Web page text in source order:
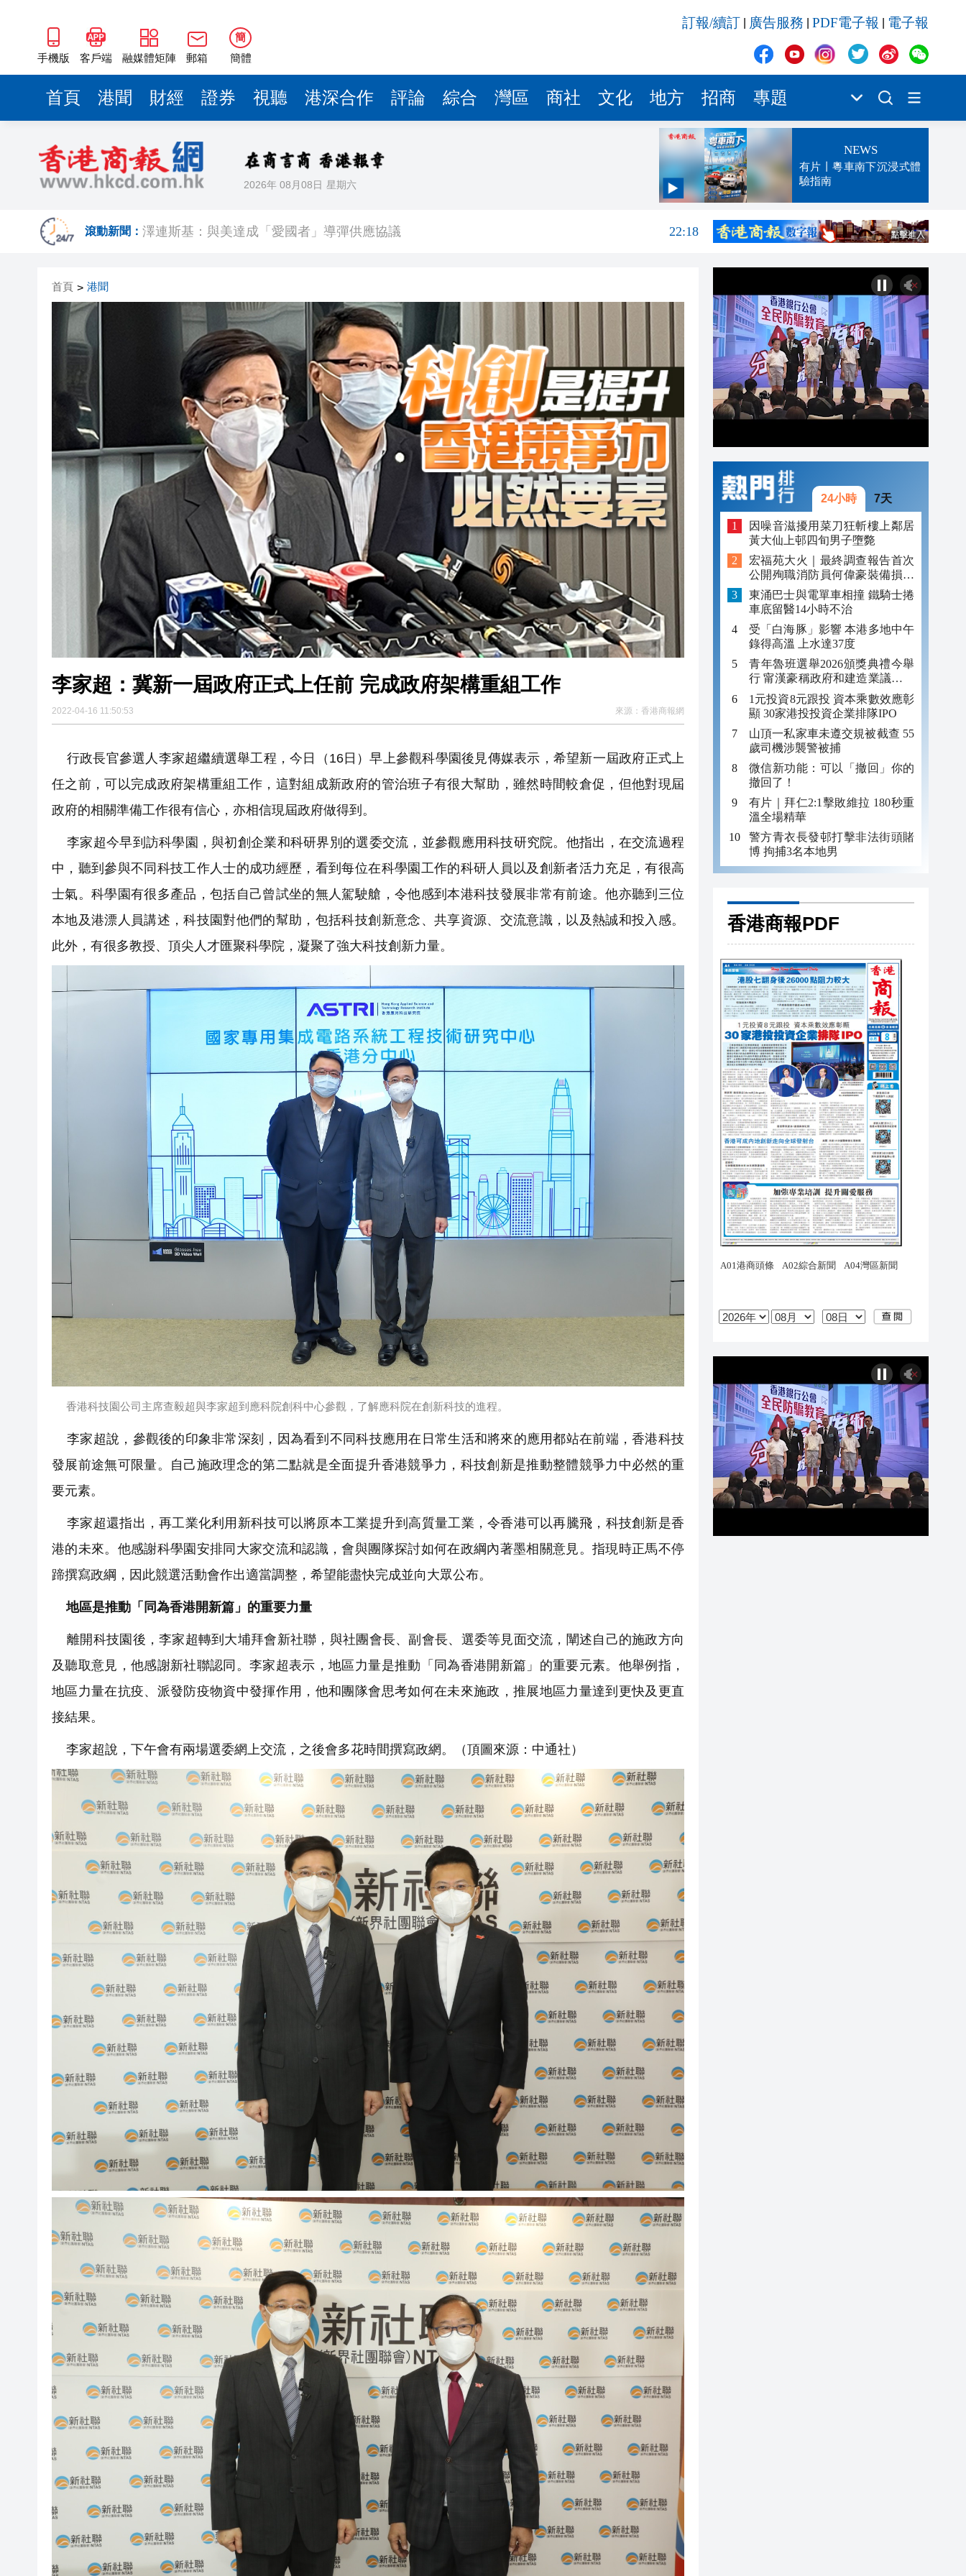
手機版 客戶端 融媒體矩陣 郵箱
簡
簡體
訂報/續訂 廣告服務 PDF電子報 電子報
首頁 港聞 財經 證券 視聽 港深合作 評論 綜合 灣區 商社 文化 地方 招商 專題
2026年 08月08日 星期六
NEWS
有片丨粵車南下沉浸式體
驗指南
滾動新聞：
22:28
澤連斯基：與美達成「愛國者」導彈供應協議
22:18
有片丨【《功夫女足》香港將上映】周星馳：因時間調整 未能製作粵語版 對此深表遺憾
黃大仙企圖謀殺及自殺案 房屋署：死者曾投訴樓上狗隻噪音 6月已批准調遷
21:04
屏山天水圍泳池現嘔吐物 暫時關閉消毒明早重開
有片丨《功夫女足》將登香港銀幕 周星馳率團隊造勢 劉嘉玲迪麗熱巴等驚喜現身
首頁 > 港聞
李家超：冀新一屆政府正式上任前 完成政府架構重組工作
2022-04-16 11:50:53 來源： 香港商報網
行政長官參選人李家超繼續選舉工程，今日（16日）早上參觀科學園後見傳媒表示，希望新一屆政府正式上
任之前，可以完成政府架構重組工作，這對組成新政府的管治班子有很大幫助，雖然時間較倉促，但他對現屆
政府的相關準備工作很有信心，亦相信現屆政府做得到。
李家超今早到訪科學園，與初創企業和科研界別的選委交流，並參觀應用科技研究院。他指出，在交流過程
中，聽到參與不同科技工作人士的成功經歷，看到每位在科學園工作的科研人員以及創新者活力充足，有很高
士氣。科學園有很多產品，包括自己曾試坐的無人駕駛艙，令他感到本港科技發展非常有前途。他亦聽到三位
本地及港漂人員講述，科技園對他們的幫助，包括科技創新意念、共享資源、交流意識，以及熱誠和投入感。
此外，有很多教授、頂尖人才匯聚科學院，凝聚了強大科技創新力量。
香港科技園公司主席查毅超與李家超到應科院創科中心參觀，了解應科院在創新科技的進程。
李家超說，參觀後的印象非常深刻，因為看到不同科技應用在日常生活和將來的應用都站在前端，香港科技
發展前途無可限量。自己施政理念的第二點就是全面提升香港競爭力，科技創新是推動整體競爭力中必然的重
要元素。
李家超還指出，再工業化利用新科技可以將原本工業提升到高質量工業，令香港可以再騰飛，科技創新是香
港的未來。他感謝科學園安排同大家交流和認識，會與團隊探討如何在政綱內著墨相關意見。指現時正馬不停
蹄撰寫政綱，因此競選活動會作出適當調整，希望能盡快完成並向大眾公布。
地區是推動「同為香港開新篇」的重要力量
離開科技園後，李家超轉到大埔拜會新社聯，與社團會長、副會長、選委等見面交流，闡述自己的施政方向
及聽取意見，他感謝新社聯認同。李家超表示，地區力量是推動「同為香港開新篇」的重要元素。他舉例指，
地區力量在抗疫、派發防疫物資中發揮作用，他和團隊會思考如何在未來施政，推展地區力量達到更快及更直
接結果。
李家超說，下午會有兩場選委網上交流，之後會多花時間撰寫政網。（頂圖來源：中通社）
24小時 7天
因噪音滋擾用菜刀狂斬樓上鄰居
黃大仙上邨四旬男子墮斃
宏福苑大火｜最終調查報告首次
公開殉職消防員何偉豪裝備損毀
照片
東涌巴士與電單車相撞 鐵騎士捲
車底留醫14小時不治
受「白海豚」影響 本港多地中午
錄得高溫 上水達37度
青年魯班選舉2026頒獎典禮今舉
行 甯漢豪稱政府和建造業議會做
好培訓工作
1元投資8元跟投 資本乘數效應彰
顯 30家港投投資企業排隊IPO
山頂一私家車未遵交規被截查 55
歲司機涉襲警被捕
微信新功能：可以「撤回」你的
撤回了！
有片｜拜仁2:1擊敗維拉 180秒重
溫全場精華
警方青衣長發邨打擊非法街頭賭
博 拘捕3名本地男
香港商報PDF